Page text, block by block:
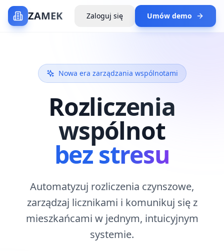
ZAMEK Zaloguj się Umów demo
Nowa era zarządzania wspólnotami
Rozliczenia
wspólnot
bez stresu
Automatyzuj rozliczenia czynszowe,
zarządzaj licznikami i komunikuj się z
mieszkańcami w jednym, intuicyjnym
systemie.